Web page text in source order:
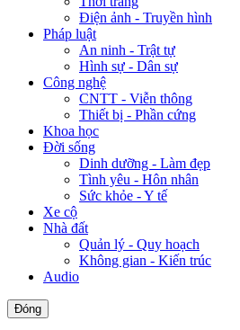
Điện ảnh - Truyền hình
Pháp luật
An ninh - Trật tự
Hình sự - Dân sự
Công nghệ
CNTT - Viễn thông
Thiết bị - Phần cứng
Khoa học
Đời sống
Dinh dưỡng - Làm đẹp
Tình yêu - Hôn nhân
Sức khỏe - Y tế
Xe cộ
Nhà đất
Quản lý - Quy hoạch
Không gian - Kiến trúc
Audio
Đóng